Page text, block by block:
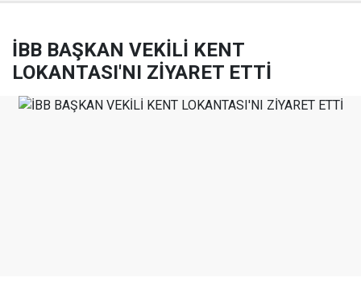
İBB BAŞKAN VEKİLİ KENT
LOKANTASI'NI ZİYARET ETTİ